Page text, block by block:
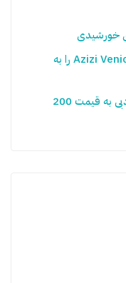
شرکت سازنده املاک عزیزی پروژه Azizi Venice را به
رکوردشکنی:گران ترین هتل آپارتمان دبی به قیمت 200